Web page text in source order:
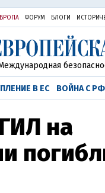
ФОРУМ БЛОГИ
В ЕС ВОЙНА С РФ
на